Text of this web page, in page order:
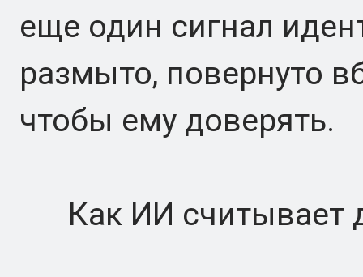
еще один сигнал
размыто, повернуто
чтобы ему доверять.
Как ИИ считывает